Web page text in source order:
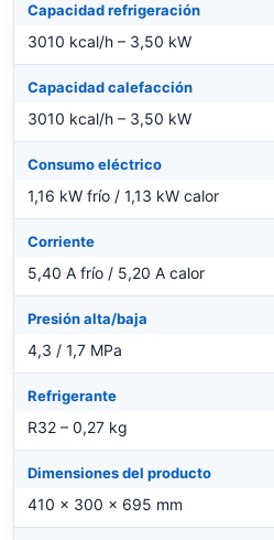
Capacidad refrigeración
3010 kcal/h – 3,50 kW
Capacidad calefacción
3010 kcal/h – 3,50 kW
Consumo eléctrico
1,16 kW frío / 1,13 kW calor
Corriente
5,40 A frío / 5,20 A calor
Presión alta/baja
4,3 / 1,7 MPa
Refrigerante
R32 – 0,27 kg
Dimensiones del producto
410 x 300 x 695 mm